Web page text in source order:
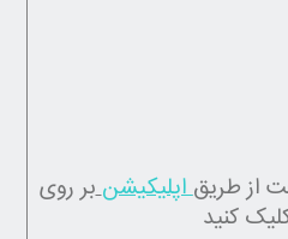
از طریقاپلیکیشنبر روی
کنید